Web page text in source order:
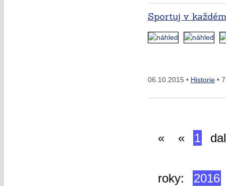
Sportuj v
06.10.2015 • Historie •
« « 1
roky: 2016